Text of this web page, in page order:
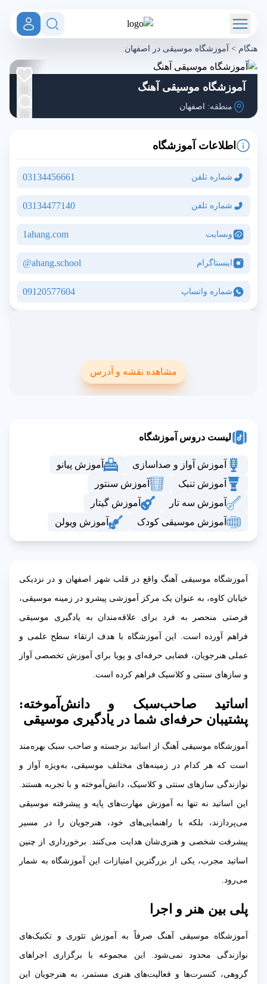
هنگام > آموزشگاه موسیقی در اصفهان
آموزشگاه موسیقی آهنگ
منطقه: اصفهان
0
0
اطلاعات آموزشگاه
شماره تلفن 03134456661
شماره تلفن 03134477140
وبسایت 1ahang.com
اینستاگرام ahang.school@
شماره واتساپ 09120577604
مشاهده نقشه و آدرس
لیست دروس آموزشگاه
آموزش آواز و صداسازی
آموزش پیانو
آموزش تنبک
آموزش سنتور
آموزش سه تار
آموزش گیتار
آموزش موسیقی کودک
آموزش ویولن
آموزشگاه موسیقی آهنگ واقع در قلب شهر اصفهان و در نزدیکی
خیابان کاوه، به عنوان یک مرکز آموزشی پیشرو در زمینه موسیقی،
فرصتی منحصر به فرد برای علاقه‌مندان به یادگیری موسیقی
فراهم آورده است. این آموزشگاه با هدف ارتقاء سطح علمی و
عملی هنرجویان، فضایی حرفه‌ای و پویا برای آموزش تخصصی آواز
و سازهای سنتی و کلاسیک فراهم کرده است.
اساتید صاحب‌سبک و دانش‌آموخته:
پشتیبان حرفه‌ای شما در یادگیری موسیقی
آموزشگاه موسیقی آهنگ از اساتید برجسته و صاحب سبک بهره‌مند
است که هر کدام در زمینه‌های مختلف موسیقی، به‌ویژه آواز و
نوازندگی سازهای سنتی و کلاسیک، دانش‌آموخته و با تجربه هستند.
این اساتید نه تنها به آموزش مهارت‌های پایه و پیشرفته موسیقی
می‌پردازند، بلکه با راهنمایی‌های خود، هنرجویان را در مسیر
پیشرفت شخصی و هنری‌شان هدایت می‌کنند. برخورداری از چنین
اساتید مجرب، یکی از بزرگترین امتیازات این آموزشگاه به شمار
می‌رود.
پلی بین هنر و اجرا
آموزشگاه موسیقی آهنگ صرفاً به آموزش تئوری و تکنیک‌های
نوازندگی محدود نمی‌شود. این مجموعه با برگزاری اجراهای
گروهی، کنسرت‌ها و فعالیت‌های هنری مستمر، به هنرجویان این